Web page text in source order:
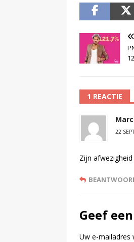
1 REACTIE
Marc
22
Zijn
Geef
Uw e-mailadres